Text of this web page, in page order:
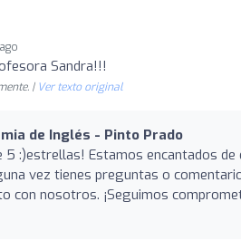
Sandra!!!
| Ver texto original
de Inglés - Pinto Prado
5 :)estrellas! Estamos encantados
vez tienes preguntas o
con nosotros. ¡Seguimos